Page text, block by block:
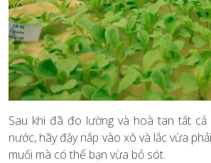
Sau khi đã đo lường và hoà tan tất
nước, hãy đậy nắp vào xô và lắc vừa
muối mà có thể bạn vừa bỏ sót.